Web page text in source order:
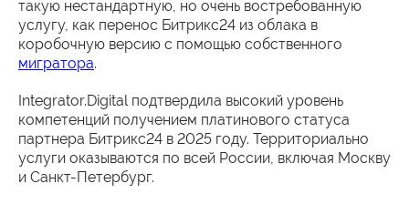
такую нестандартную, но очень востребованную
услугу, как перенос Битрикс24 из облака в
коробочную версию с помощью собственного
мигратора.
Integrator.Digital подтвердила высокий уровень
компетенций получением платинового статуса
партнера Битрикс24 в 2025 году. Территориально
услуги оказываются по всей России, включая Москву
и Санкт-Петербург.